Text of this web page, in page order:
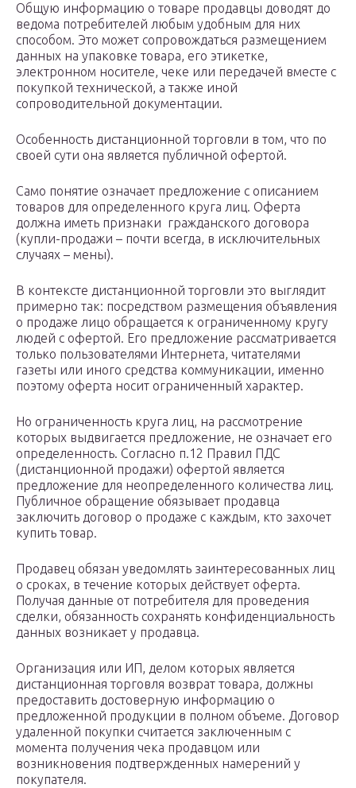
Общую информацию о товаре продавцы доводят до
ведома потребителей любым удобным для них
способом. Это может сопровождаться размещением
данных на упаковке товара, его этикетке,
электронном носителе, чеке или передачей вместе с
покупкой технической, а также иной
сопроводительной документации.
Особенность дистанционной торговли в том, что по
своей сути она является публичной офертой.
Само понятие означает предложение с описанием
товаров для определенного круга лиц. Оферта
должна иметь признаки гражданского договора
(купли-продажи – почти всегда, в исключительных
случаях – мены).
В контексте дистанционной торговли это выглядит
примерно так: посредством размещения объявления
о продаже лицо обращается к ограниченному кругу
людей с офертой. Его предложение рассматривается
только пользователями Интернета, читателями
газеты или иного средства коммуникации, именно
поэтому оферта носит ограниченный характер.
Но ограниченность круга лиц, на рассмотрение
которых выдвигается предложение, не означает его
определенность. Согласно п.12 Правил ПДС
(дистанционной продажи) офертой является
предложение для неопределенного количества лиц.
Публичное обращение обязывает продавца
заключить договор о продаже с каждым, кто захочет
купить товар.
Продавец обязан уведомлять заинтересованных лиц
о сроках, в течение которых действует оферта.
Получая данные от потребителя для проведения
сделки, обязанность сохранять конфиденциальность
данных возникает у продавца.
Организация или ИП, делом которых является
дистанционная торговля возврат товара, должны
предоставить достоверную информацию о
предложенной продукции в полном объеме. Договор
удаленной покупки считается заключенным с
момента получения чека продавцом или
возникновения подтвержденных намерений у
покупателя.